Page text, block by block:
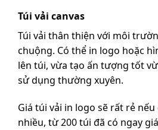
Túi vải canvas
Túi vải thân thiện với môi
chuộng. Có thể in logo hoặc
lên túi, vừa tạo ấn tượng tốt
sử dụng thường xuyên.
Giá túi vải in logo sẽ rất rẻ
nhiều, từ 200 túi đã có ngay